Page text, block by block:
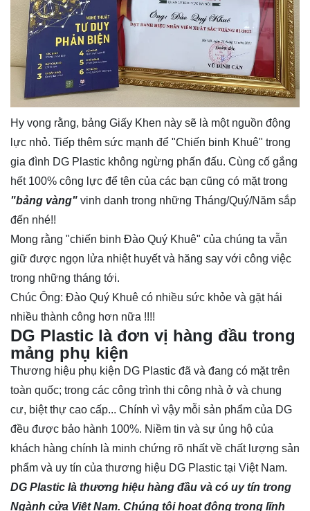
Hy vọng rằng, bảng Giấy Khen này sẽ là một nguồn động
lực nhỏ. Tiếp thêm sức mạnh để "Chiến binh Khuê" trong
gia đình DG Plastic không ngừng phấn đấu. Cùng cố gắng
hết 100% công lực để tên của các bạn cũng có mặt trong
"bảng vàng" vinh danh trong những Tháng/Quý/Năm sắp
đến nhé!!
Mong rằng "chiến binh Đào Quý Khuê" của chúng ta vẫn
giữ được ngọn lửa nhiệt huyết và hăng say với công việc
trong những tháng tới.
Chúc Ông: Đào Quý Khuê có nhiều sức khỏe và gặt hái
nhiều thành công hơn nữa !!!!
DG Plastic là đơn vị hàng đầu trong
mảng phụ kiện
Thương hiệu phụ kiện DG Plastic đã và đang có mặt trên
toàn quốc; trong các công trình thi công nhà ở và chung
cư, biệt thự cao cấp... Chính vì vậy mỗi sản phẩm của DG
đều được bảo hành 100%. Niềm tin và sự ủng hộ của
khách hàng chính là minh chứng rõ nhất về chất lượng sản
phẩm và uy tín của thương hiệu DG Plastic tại Việt Nam.
DG Plastic là thương hiệu hàng đầu và có uy tín trong
Ngành cửa Việt Nam. Chúng tôi hoạt động trong lĩnh